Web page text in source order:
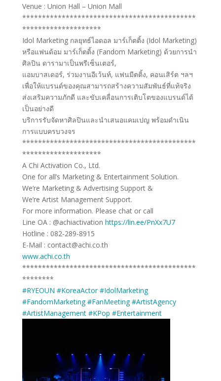
Venue : Union Hall – Union Mall
********************************************
********************
Idol Marketing กลยุทธ์ไอดอล มาร์เก็ตติ้ง (Idol Marketing)
หรือแฟนด้อม มาร์เก็ตติ้ง (Fandom Marketing) ด้วยการนำ
ศิลปิน ดารามาเป็นพรีเซ็นเตอร์,
แอมบาสเดอร์, ร่วมงานอีเว้นท์, แฟนมีตติ้ง, คอนเสิร์ต ฯลฯ
เพื่อให้แบรนด์ของคุณสามารถสร้างความสัมพันธ์ที่แท้จริง
ส่งเสริมความภักดี และขับเคลื่อนการเติบโตของแบรนด์ได้
เป็นอย่างดี
บริการรับจัดหาศิลปินและนำเสนอแคมเปญ พร้อมดำเนิน
การแบบครบวงจร
********************************************
********************
A Chi Activation Co., Ltd.
One for all’s Marketing & Entertainment Solution.
We’re Marketing & Advertising Support &
We’re Artist Management Support.
For more information. Please chat or call
Line OA : @achiactivation https://lin.ee/PnXx7U7
Hotline : 082-289-8915
E-Mail : contact@achi.co.th
www.achi.co.th
********************************************
********
#RYEOUN #KoreaActor #IdolMarketing
#FandomMarketing #FanMeeting #ArtistAgency
#ArtistManagement #KPop #Entertainment